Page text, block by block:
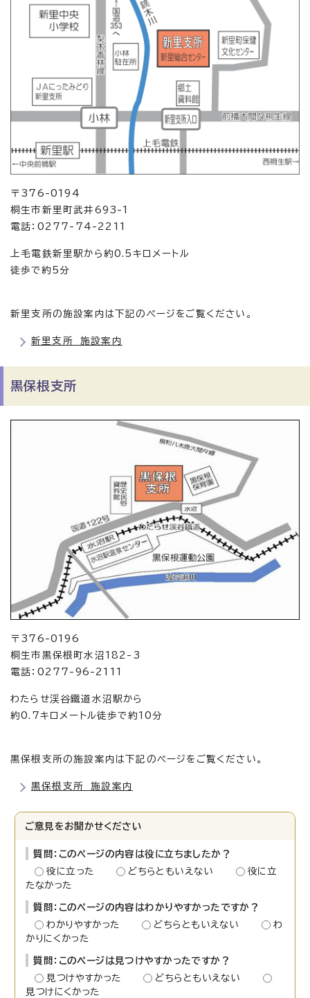
〒376-0194
桐生市新里町武井693-1
電話：0277-74-2211
上毛電鉄新里駅から約0.5キロメートル
徒歩で約5分
新里支所の施設案内は下記のページをご覧ください。
新里支所 施設案内
黒保根支所
〒376-0196
桐生市黒保根町水沼182-3
電話：0277-96-2111
わたらせ渓谷鐵道水沼駅から
約0.7キロメートル徒歩で約10分
黒保根支所の施設案内は下記のページをご覧ください。
黒保根支所 施設案内
ご意見をお聞かせください
質問：このページの内容は役に立ちましたか？
役に立った
どちらともいえない
役に立
たなかった
質問：このページの内容はわかりやすかったですか？
わかりやすかった
どちらともいえない
わ
かりにくかった
質問：このページは見つけやすかったですか？
見つけやすかった
どちらともいえない
見つけにくかった